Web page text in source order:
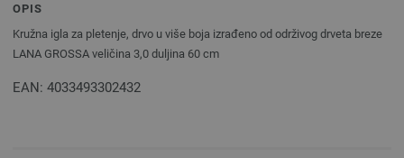
OPIS
Kružna igla za pletenje, drvo u više boja izrađeno od održivog drveta breze
LANA GROSSA veličina 3,0 duljina 60 cm
EAN: 4033493302432